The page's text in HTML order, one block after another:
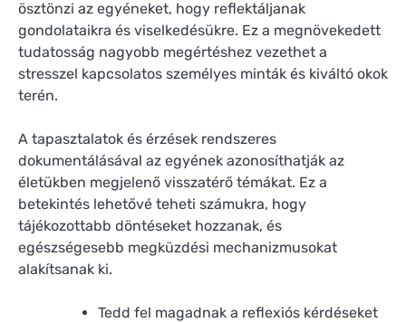
ösztönzi az egyéneket, hogy reflektáljanak
gondolataikra és viselkedésükre. Ez a megnövekedett
tudatosság nagyobb megértéshez vezethet a
stresszel kapcsolatos személyes minták és kiváltó okok
terén.
A tapasztalatok és érzések rendszeres
dokumentálásával az egyének azonosíthatják az
életükben megjelenő visszatérő témákat. Ez a
betekintés lehetővé teheti számukra, hogy
tájékozottabb döntéseket hozzanak, és
egészségesebb megküzdési mechanizmusokat
alakítsanak ki.
Tedd fel magadnak a reflexiós kérdéseket